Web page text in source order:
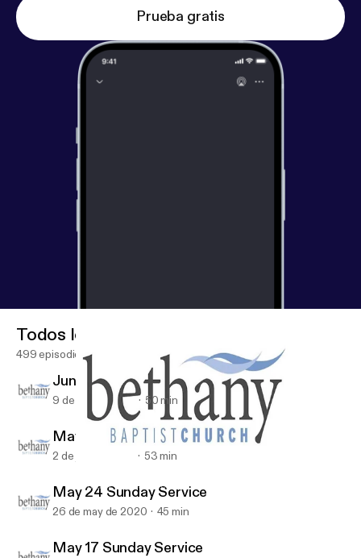
Prueba gratis
Bethany Baptist (Richmond BC) Recent Sermons
Todos los episodios
499 episodios
June 7 Sunday Service
9 de jun de 2020 50 min
May 31 Sunday Service
2 de jun de 2020 53 min
May 24 Sunday Service
26 de may de 2020 45 min
May 17 Sunday Service